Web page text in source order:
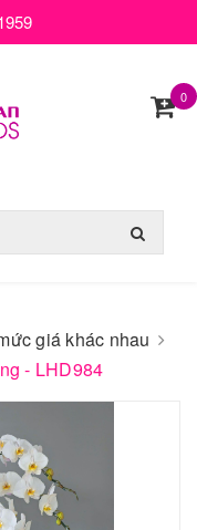
0
giá khác nhau
- LHD984